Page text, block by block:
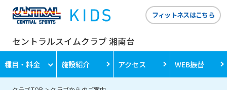
セントラルスイムクラブ 湘南台
フィットネスはこちら
種目・料金 施設紹介 アクセス WEB振替